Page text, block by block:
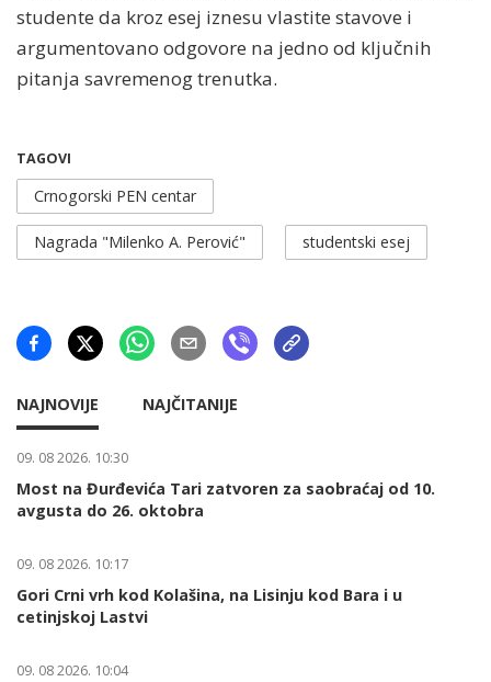
studente da kroz esej iznesu vlastite stavove i
argumentovano odgovore na jedno od ključnih
pitanja savremenog trenutka.
TAGOVI
Crnogorski PEN centar
Nagrada "Milenko A. Perović" studentski esej
NAJNOVIJE NAJČITANIJE
09. 08 2026. 10:30
Most na Đurđevića Tari zatvoren za saobraćaj od 10.
avgusta do 26. oktobra
09. 08 2026. 10:17
Gori Crni vrh kod Kolašina, na Lisinju kod Bara i u
cetinjskoj Lastvi
09. 08 2026. 10:04